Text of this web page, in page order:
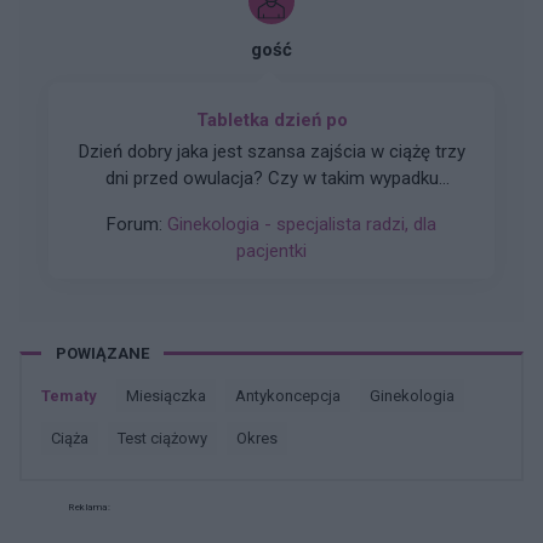
z góry dzięki. Czasami mogę nie odpisywać ,
gość
Tabletka dzień po
Dzień dobry jaka jest szansa zajścia w ciążę trzy
dni przed owulacja? Czy w takim wypadku
pewności czy z prezerwatywy coś się nie
dostało Pozdrawiam
Forum: Ginekologia - specjalista radzi, dla
pacjentki
POWIĄZANE
Tematy miesiączka antykoncepcja ginekologia
ciąża test ciążowy okres
Reklama: